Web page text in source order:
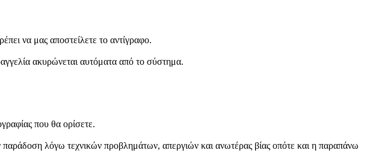
να μας αποστείλετε το αντίγραφο.
ακυρώνεται αυτόματα από το σύστημα.
που θα ορίσετε.
λόγω τεχνικών προβλημάτων, απεργιών και ανωτέρας βίας οπότε και η παραπάνω